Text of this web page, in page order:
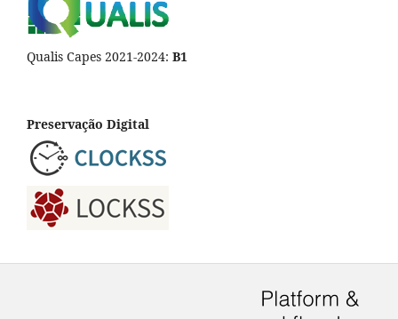
Qualis Capes 2021-2024: B1
Preservação Digital